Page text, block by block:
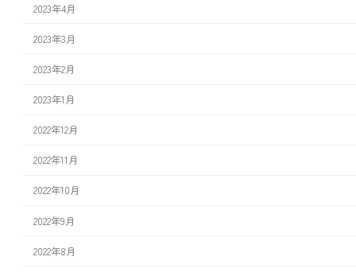
2023年4月
2023年3月
2023年2月
2023年1月
2022年12月
2022年11月
2022年10月
2022年9月
2022年8月